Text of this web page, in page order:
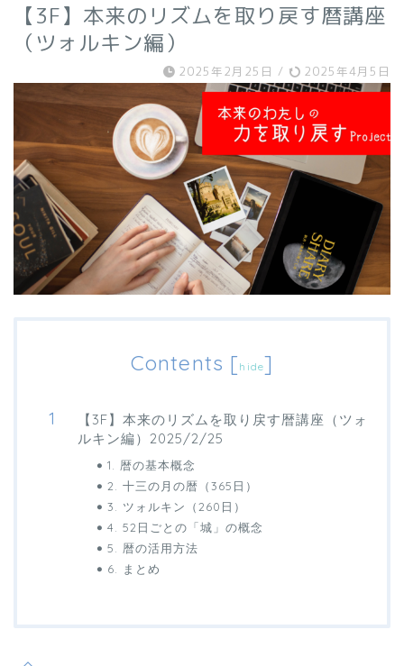
【3F】本来のリズムを取り戻す暦講座
（ツォルキン編）
2025年2月25日 / 2025年4月5日
Contents [ hide]
【3F】本来のリズムを取り戻す暦講座（ツォ
ルキン編）2025/2/25
1. 暦の基本概念
2. 十三の月の暦（365日）
3. ツォルキン（260日）
4. 52日ごとの「城」の概念
5. 暦の活用方法
6. まとめ